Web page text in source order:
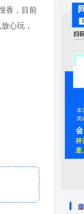
香，目前
心玩，